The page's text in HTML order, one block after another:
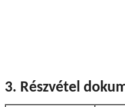
3. Részvétel